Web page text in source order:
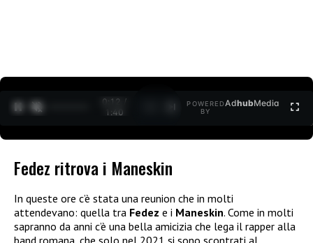
0:13 /
1:40
POWERED
BY
AdhubMedia
Fedez ritrova i Maneskin
In queste ore c’è stata una reunion che in molti
attendevano: quella tra Fedez e i Maneskin. Come in molti
sapranno da anni c’è una bella amicizia che lega il rapper alla